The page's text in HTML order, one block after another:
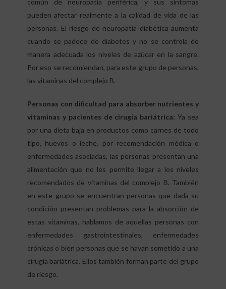
común de neuropatía periférica, y sus síntomas
pueden afectar realmente a la calidad de vida de las
personas. El riesgo de neuropatía diabética aumenta
cuando se padece de diabetes y no se controla de
manera adecuada los niveles de azúcar en la sangre.
Por eso se recomiendan, para este grupo de personas,
las vitaminas del complejo B.
Personas con dificultad para absorber nutrientes y
vitaminas y pacientes de cirugía bariátrica:Ya sea
por una dieta baja en productos como carnes de todo
tipo, huevos o leche, por recomendación médica o
enfermedades asociadas, las personas presentan una
alimentación que no les permite llegar a los niveles
recomendados de vitaminas del complejo B. También
en este grupo se encuentran personas que dada su
condición presentan problemas para la absorción de
estas vitaminas, hablamos de aquellas personas con
enfermedades gastrointestinales, enfermedades
crónicas o bien personas que se hayan sometido a una
cirugía bariátrica. Ellos también forman parte del grupo
de riesgo.